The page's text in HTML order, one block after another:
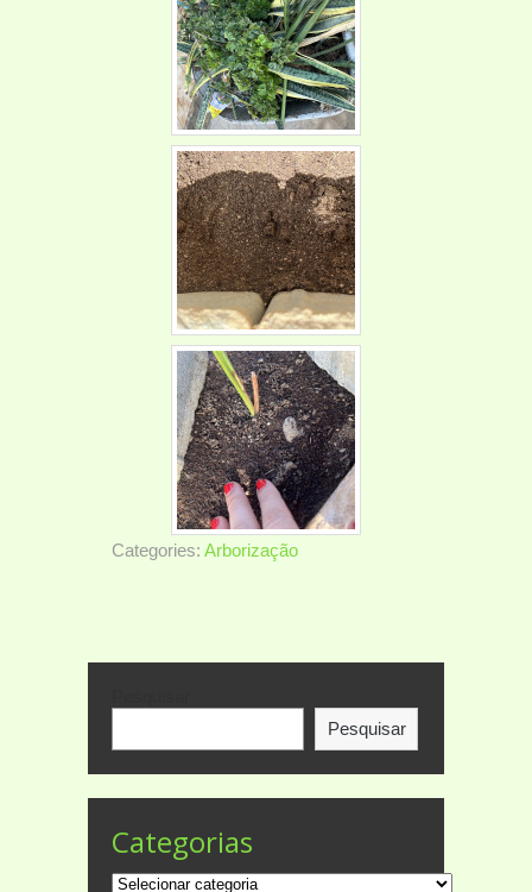
Categories: Arborização
Pesquisar
Categorias
Categorias